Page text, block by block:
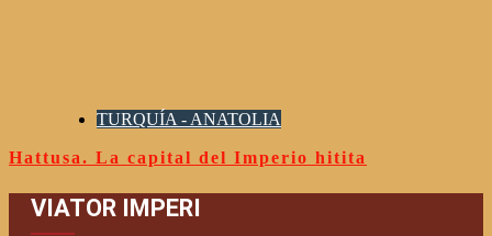
TURQUÍA - ANATOLIA
Hattusa. La capital del Imperio hitita
VIATOR IMPERI